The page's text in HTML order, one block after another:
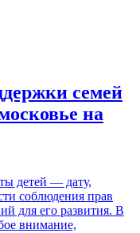
семей
на
детей — дату,
соблюдения прав
для его развития. В
внимание,